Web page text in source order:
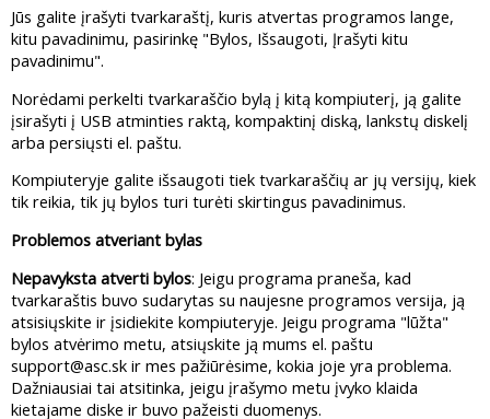
Jūs galite įrašyti tvarkaraštį, kuris atvertas programos lange,
kitu pavadinimu, pasirinkę "Bylos, Išsaugoti, Įrašyti kitu
pavadinimu".
Norėdami perkelti tvarkaraščio bylą į kitą kompiuterį, ją galite
įsirašyti į USB atminties raktą, kompaktinį diską, lankstų diskelį
arba persiųsti el. paštu.
Kompiuteryje galite išsaugoti tiek tvarkaraščių ar jų versijų, kiek
tik reikia, tik jų bylos turi turėti skirtingus pavadinimus.
Problemos atveriant bylas
Nepavyksta atverti bylos: Jeigu programa praneša, kad
tvarkaraštis buvo sudarytas su naujesne programos versija, ją
atsisiųskite ir įsidiekite kompiuteryje. Jeigu programa "lūžta"
bylos atvėrimo metu, atsiųskite ją mums el. paštu
support@asc.sk ir mes pažiūrėsime, kokia joje yra problema.
Dažniausiai tai atsitinka, jeigu įrašymo metu įvyko klaida
kietajame diske ir buvo pažeisti duomenys.